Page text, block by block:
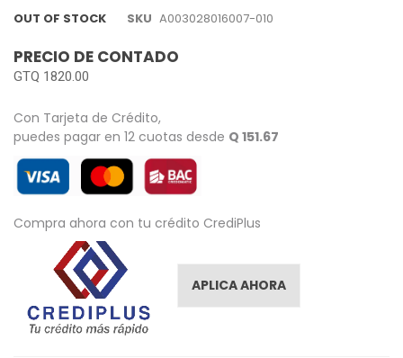
OUT OF STOCK SKU A003028016007-010
PRECIO DE CONTADO
GTQ 1820.00
Con Tarjeta de Crédito,
puedes pagar en 12 cuotas desde Q 151.67
Compra ahora con tu crédito CrediPlus
APLICA AHORA
the
gallery